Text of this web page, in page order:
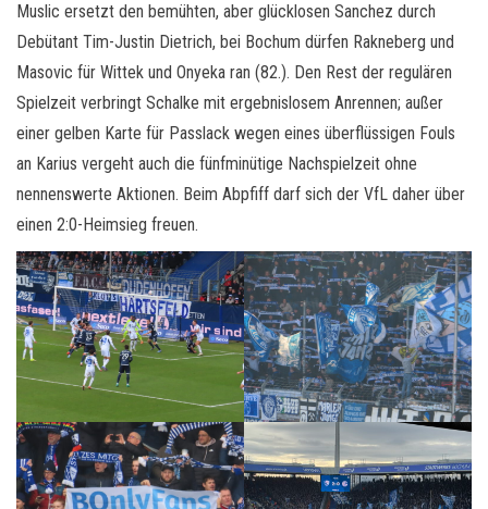
Muslic ersetzt den bemühten, aber glücklosen Sanchez durch
Debütant Tim-Justin Dietrich, bei Bochum dürfen Rakneberg und
Masovic für Wittek und Onyeka ran (82.). Den Rest der regulären
Spielzeit verbringt Schalke mit ergebnislosem Anrennen; außer
einer gelben Karte für Passlack wegen eines überflüssigen Fouls
an Karius vergeht auch die fünfminütige Nachspielzeit ohne
nennenswerte Aktionen. Beim Abpfiff darf sich der VfL daher über
einen 2:0-Heimsieg freuen.